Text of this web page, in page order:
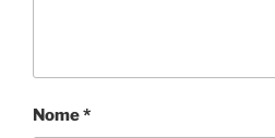
Nome*